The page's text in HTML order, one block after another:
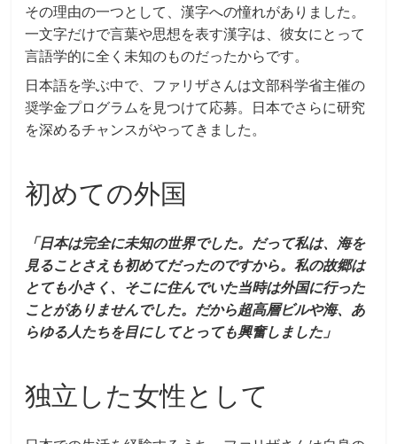
その理由の一つとして、漢字への憧れがありました。
一文字だけで言葉や思想を表す漢字は、彼女にとって
言語学的に全く未知のものだったからです。
日本語を学ぶ中で、ファリザさんは文部科学省主催の
奨学金プログラムを見つけて応募。日本でさらに研究
を深めるチャンスがやってきました。
初めての外国
「日本は完全に未知の世界でした。だって私は、海を
見ることさえも初めてだったのですから。私の故郷は
とても小さく、そこに住んでいた当時は外国に行った
ことがありませんでした。だから超高層ビルや海、あ
らゆる人たちを目にしてとっても興奮しました」
独立した女性として